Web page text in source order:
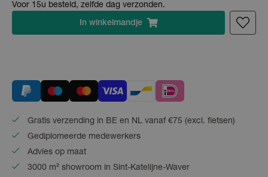
Voor 15u besteld, zelfde dag verzonden.
In winkelmandje
Gratis verzending in BE en NL vanaf €75 (excl. fietsen)
Gediplomeerde medewerkers
Advies op maat
3000 m² showroom in Sint-Katelijne-Waver